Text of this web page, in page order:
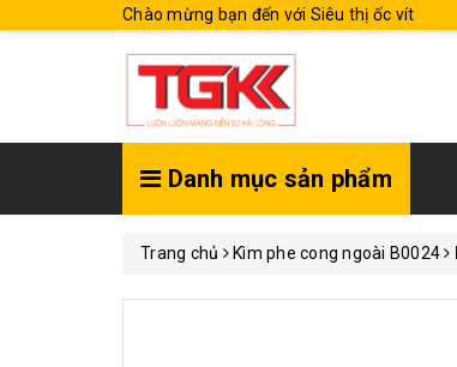
Chào mừng bạn đến với Siêu thị ốc vít
Danh mục sản phẩm
Trang chủ Kìm phe cong ngoài B0024